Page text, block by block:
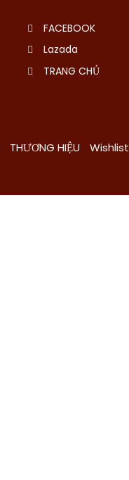
FACEBOOK
Lazada
TRANG CHỦ
THƯƠNG HIỆU Wishlist